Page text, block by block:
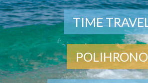
TIME
POLIHRONO